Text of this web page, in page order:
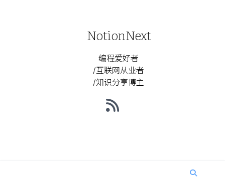
NotionNext
编程爱好者
/互联网从业者
/知识分享博主